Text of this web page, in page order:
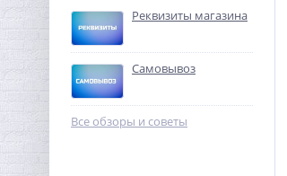
Система контроля
протечек Neptun Profi Base
3/4"
Реквизиты магазина
Самовывоз
Все обзоры и советы